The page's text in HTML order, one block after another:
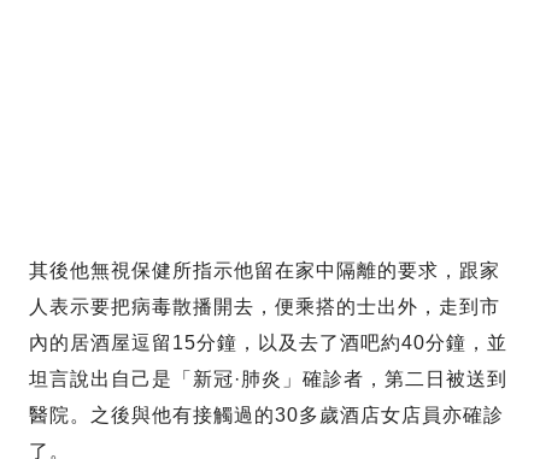
其後他無視保健所指示他留在家中隔離的要求，跟家
人表示要把病毒散播開去，便乘搭的士出外，走到市
內的居酒屋逗留15分鐘，以及去了酒吧約40分鐘，並
坦言說出自己是「新冠·肺炎」確診者，第二日被送到
醫院。之後與他有接觸過的30多歲酒店女店員亦確診
了。